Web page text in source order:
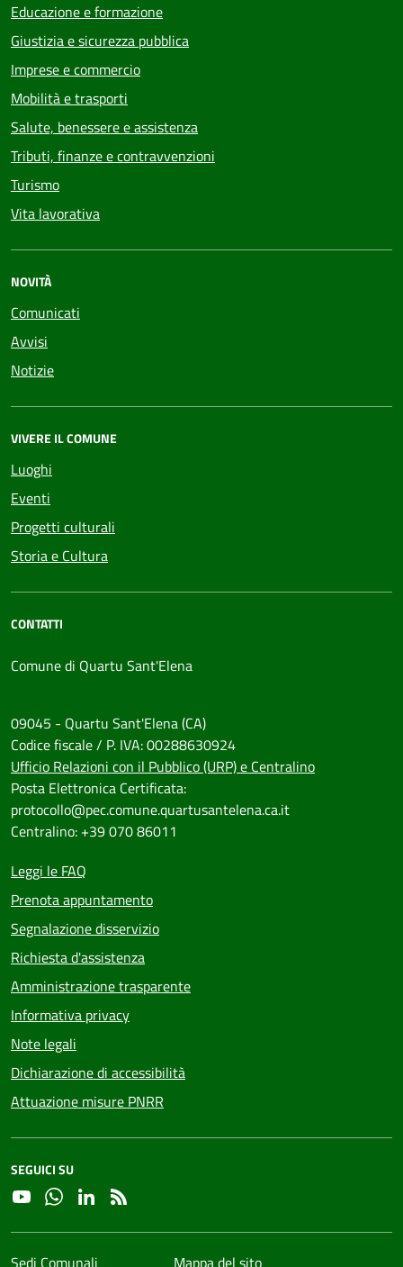
Educazione e formazione
Giustizia e sicurezza pubblica
Imprese e commercio
Mobilità e trasporti
Salute, benessere e assistenza
Tributi, finanze e contravvenzioni
Turismo
Vita lavorativa
NOVITÀ
Comunicati
Avvisi
Notizie
VIVERE IL COMUNE
Luoghi
Eventi
Progetti culturali
Storia e Cultura
CONTATTI
Comune di Quartu Sant'Elena
09045 - Quartu Sant'Elena (CA)
Codice fiscale / P. IVA: 00288630924
Ufficio Relazioni con il Pubblico (URP) e Centralino
Posta Elettronica Certificata:
protocollo@pec.comune.quartusantelena.ca.it
Centralino: +39 070 86011
Leggi le FAQ
Prenota appuntamento
Segnalazione disservizio
Richiesta d'assistenza
Amministrazione trasparente
Informativa privacy
Note legali
Dichiarazione di accessibilità
Attuazione misure PNRR
SEGUICI SU
YouTubeWhatsapp
Linkedin
Sedi Comunali Mappa del sito